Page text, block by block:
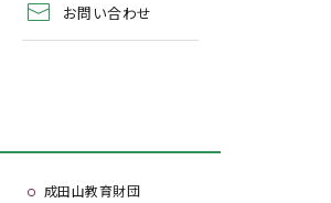
お問い合わせ
成田山教育財団